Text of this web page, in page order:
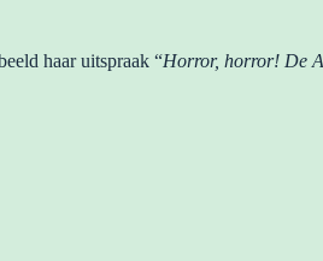
haar uitspraak “Horror, horror! De